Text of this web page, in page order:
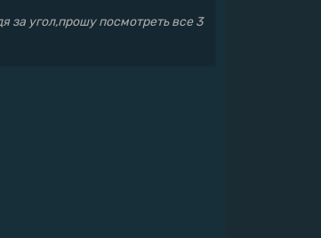
за угол,прошу посмотреть все 3